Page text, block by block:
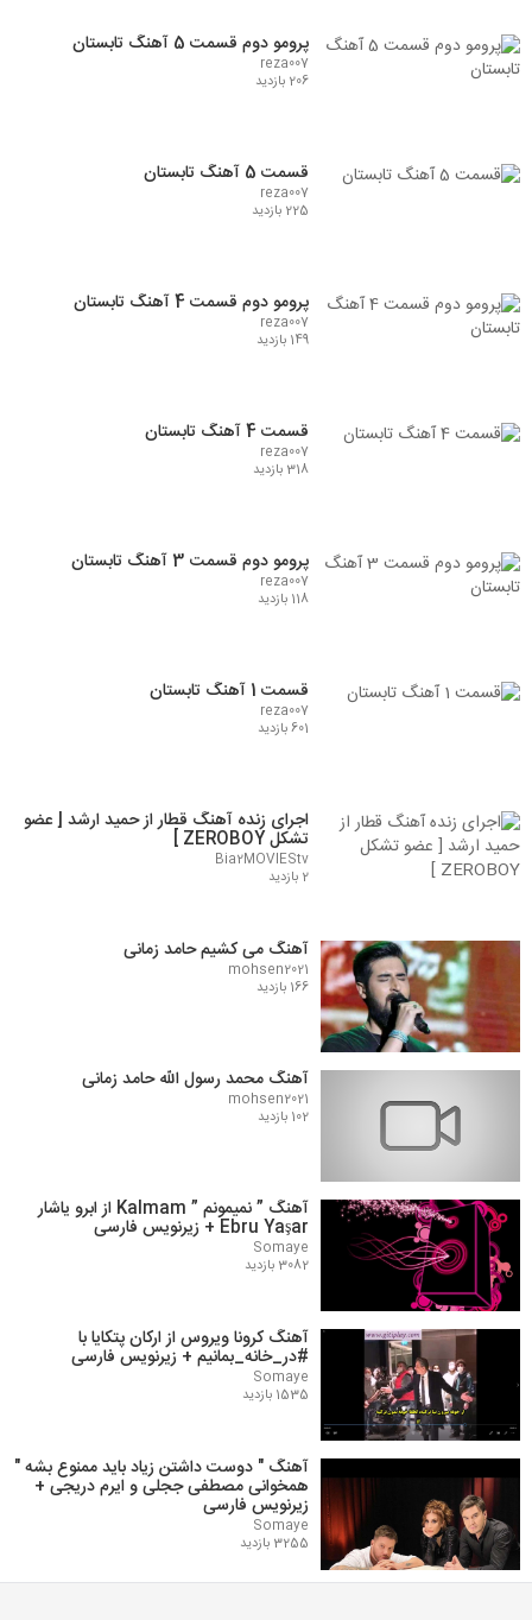
پرومو دوم قسمت 5 آهنگ تابستان
reza007
206 بازدید
قسمت 5 آهنگ تابستان
reza007
225 بازدید
پرومو دوم قسمت 4 آهنگ تابستان
reza007
149 بازدید
قسمت 4 آهنگ تابستان
reza007
318 بازدید
پرومو دوم قسمت 3 آهنگ تابستان
reza007
118 بازدید
قسمت 1 آهنگ تابستان
reza007
601 بازدید
اجرای زنده آهنگ قطار از حمید ارشد [ عضو
تشکل ZEROBOY ]
Bia2MOVIEStv
2 بازدید
آهنگ می کشیم حامد زمانی
mohsen2021
166 بازدید
آهنگ محمد رسول الله حامد زمانی
mohsen2021
102 بازدید
آهنگ ” نمیمونم ” Kalmam از ابرو یاشار
Ebru Yaşar + زیرنویس فارسی
Somaye
3082 بازدید
آهنگ کرونا ویروس از ارکان پتکایا با
#در_خانه_بمانیم + زیرنویس فارسی
Somaye
1535 بازدید
آهنگ " دوست داشتن زیاد باید ممنوع بشه "
همخوانی مصطفی ججلی و ایرم دریجی +
زیرنویس فارسی
Somaye
3255 بازدید